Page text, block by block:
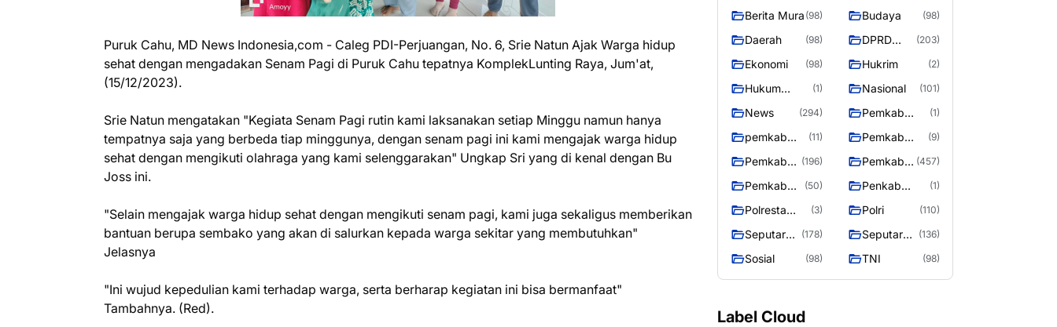
Puruk Cahu, MD News Indonesia,com - Caleg PDI-Perjuangan, No. 6, Srie Natun Ajak Warga hidup
sehat dengan mengadakan Senam Pagi di Puruk Cahu tepatnya KomplekLunting Raya, Jum'at,
(15/12/2023).
Srie Natun mengatakan "Kegiata Senam Pagi rutin kami laksanakan setiap Minggu namun hanya
tempatnya saja yang berbeda tiap minggunya, dengan senam pagi ini kami mengajak warga hidup
sehat dengan mengikuti olahraga yang kami selenggarakan" Ungkap Sri yang di kenal dengan Bu
Joss ini.
"Selain mengajak warga hidup sehat dengan mengikuti senam pagi, kami juga sekaligus memberikan
bantuan berupa sembako yang akan di salurkan kepada warga sekitar yang membutuhkan"
Jelasnya
"Ini wujud kepedulian kami terhadap warga, serta berharap kegiatan ini bisa bermanfaat"
Tambahnya. (Red).
Berita Mura (98) Budaya (98)
Daerah (98)
DPRD
Raya
(203)
Ekonomi (98) Hukrim (2)
Hukum
(1) Nasional (101)
News (294)
Pemkab
(1)
pemkab
raya
(11)
Pemkab
murung raya
(9)
Pemkab
raya
(196)
Pemkab
Raya
(457)
Pemkab
Raya 4
(50)
Penkab
Murung raya
(1)
Polresta
Raya
(3) Polri (110)
Seputar
Murung
Raya
(178)
Seputar
Seasen 2
(136)
Sosial (98) TNI (98)
Label Cloud